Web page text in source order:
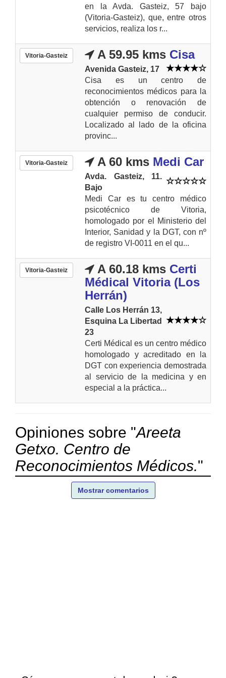
en la Avda. Gasteiz, 57 bajo
(Vitoria-Gasteiz), que, entre otros
servicios, realiza los r...
Vitoria-Gasteiz A 59.95 kms Cisa
Avenida Gasteiz, 17
Cisa es un centro de
reconocimientos médicos para la
obtención o renovación de
cualquier permiso de conducir.
Localizado al lado de la oficina
provinc...
Vitoria-Gasteiz A 60 kms Medi Car
Avda. Gasteiz, 11.
Bajo
Medi Car es tu centro médico
psicotécnico de Vitoria,
homologado por el Ministerio del
Interior, Sanidad y la DGT, con nº
de registro VI-0011 en el qu...
Vitoria-Gasteiz A 60.18 kms Certi
Médical Vitoria (Los
Herrán)
Calle Los Herrán 13,
Esquina La Libertad
23
Certi Médical es un centro médico
homologado y acreditado en la
DGT con experiencia demostrada
al servicio de la medicina y en
especial a la práctica...
Opiniones sobre "Areeta
Getxo. Centro de
Reconocimientos Médicos."
Mostrar comentarios